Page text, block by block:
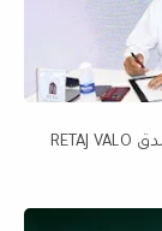
VALO Hospitality تتعاقد مع رتاج القطرية لإدارة فندق RETAJ VALO